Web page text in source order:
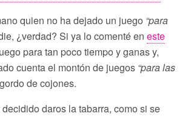
quien no ha dejado un juego “para
¿verdad? Si ya lo comenté en este
para tan poco tiempo y ganas y,
cuenta el montón de juegos “para las
de cojones.
daros la tabarra, como si se